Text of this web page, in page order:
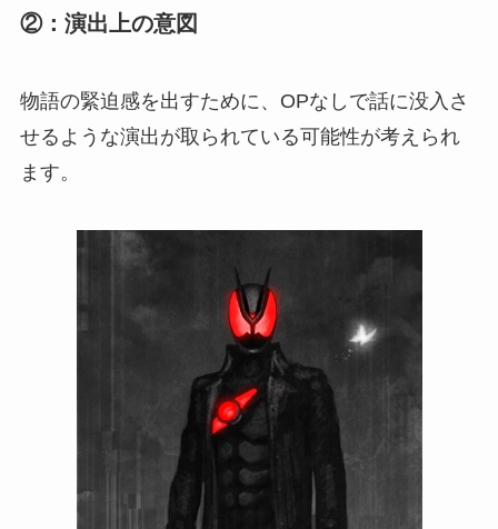
②：演出上の意図
物語の緊迫感を出すために、OPなしで話に没入さ
せるような演出が取られている可能性が考えられ
ます。